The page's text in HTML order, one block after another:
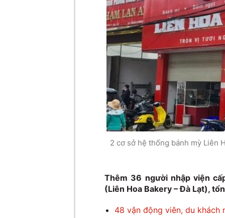
2 cơ sở hệ thống bánh mỳ Liên
Thêm 36 người nhập viện
(Liên Hoa Bakery – Đà Lạt),
48 vận động viên, du khách